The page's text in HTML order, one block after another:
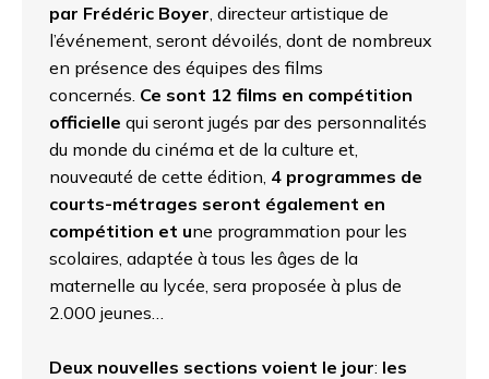
par Frédéric Boyer , directeur artistique de
l’événement, seront dévoilés, dont de nombreux
en présence des équipes des films
concernés. Ce sont 12 films en compétition
officielle qui seront jugés par des personnalités
du monde du cinéma et de la culture et,
nouveauté de cette édition, 4 programmes de
courts-métrages seront également en
compétition et une programmation pour les
scolaires, adaptée à tous les âges de la
maternelle au lycée, sera proposée à plus de
2.000 jeunes…
Deux nouvelles sections voient le jour: les